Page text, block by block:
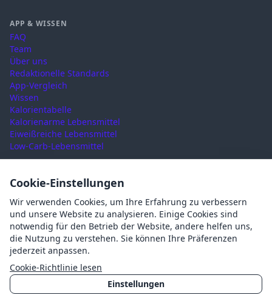
APP & WISSEN
FAQ
Team
Über uns
Redaktionelle Standards
App-Vergleich
Wissen
Kalorientabelle
Kalorienarme Lebensmittel
Eiweißreiche Lebensmittel
Low-Carb-Lebensmittel
RECHTLICHES
Nutzungsbedingungen
Datenschutz
Impressum
AGB
Cookies
Cookie-Einstellungen
Cookie-Einstellungen
Wir verwenden Cookies, um Ihre Erfahrung zu verbessern
und unsere Website zu analysieren. Einige Cookies sind
notwendig für den Betrieb der Website, andere helfen uns,
die Nutzung zu verstehen. Sie können Ihre Präferenzen
jederzeit anpassen.
Cookie-Richtlinie lesen
Einstellungen